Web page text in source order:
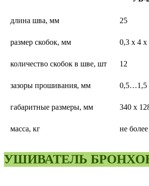
длина шва, мм 25
размер скобок, мм 0,3 х 4 х
количество скобок в шве, шт 12
зазоры прошивания, мм 0,5…1,5
габаритные размеры, мм 340 х
масса, кг не
УШИВАТЕЛЬ